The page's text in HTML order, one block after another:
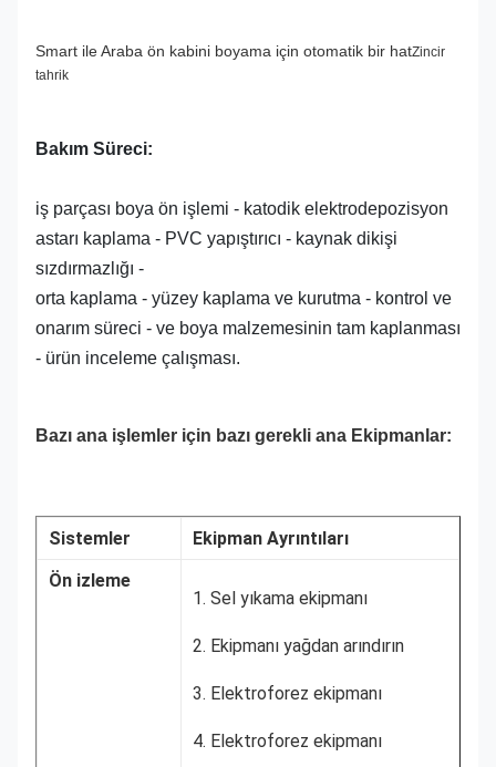
Smart ile Araba ön kabini boyama için otomatik bir hatZincir
tahrik
Bakım Süreci:
iş parçası boya ön işlemi - katodik elektrodepozisyon
astarı kaplama - PVC yapıştırıcı - kaynak dikişi
sızdırmazlığı -
orta kaplama - yüzey kaplama ve kurutma - kontrol ve
onarım süreci - ve boya malzemesinin tam kaplanması
- ürün inceleme çalışması.
Bazı ana işlemler için bazı gerekli ana Ekipmanlar:
Sistemler
Ekipman Ayrıntıları
Ön izleme
1. Sel yıkama ekipmanı
2. Ekipmanı yağdan arındırın
3. Elektroforez ekipmanı
4. Elektroforez ekipmanı